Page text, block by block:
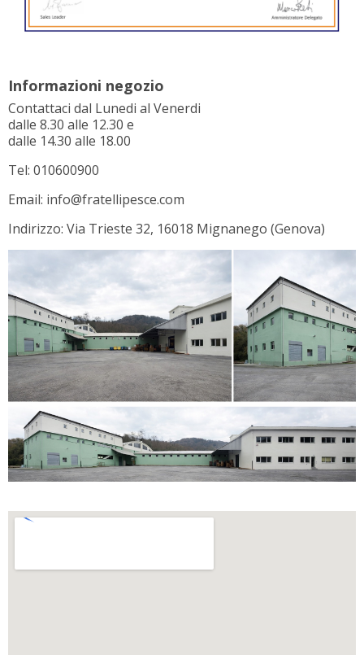
Informazioni negozio
Contattaci dal Lunedi al Venerdi
dalle 8.30 alle 12.30 e
dalle 14.30 alle 18.00
Tel: 010600900
Email: info@fratellipesce.com
Indirizzo: Via Trieste 32, 16018 Mignanego (Genova)